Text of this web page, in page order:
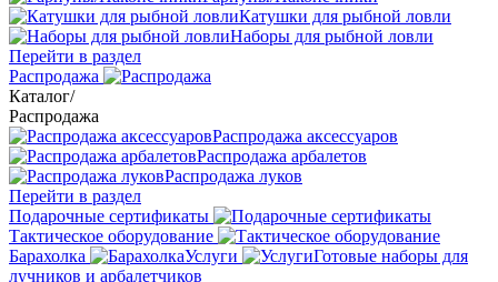
Катушки для рыбной ловли
Наборы для рыбной ловли
Перейти в раздел
Распродажа
Каталог/
Распродажа
Распродажа аксессуаров
Распродажа арбалетов
Распродажа луков
Перейти в раздел
Подарочные сертификаты
Тактическое оборудование
Барахолка
Услуги
Готовые наборы для
лучников и арбалетчиков